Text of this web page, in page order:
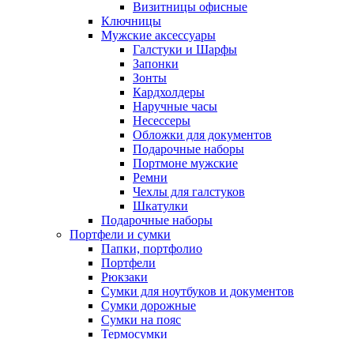
Визитницы офисные
Ключницы
Мужские аксессуары
Галстуки и Шарфы
Запонки
Зонты
Кардхолдеры
Наручные часы
Несессеры
Обложки для документов
Подарочные наборы
Портмоне мужские
Ремни
Чехлы для галстуков
Шкатулки
Подарочные наборы
Портфели и сумки
Папки, портфолио
Портфели
Рюкзаки
Сумки для ноутбуков и документов
Сумки дорожные
Сумки на пояс
Термосумки